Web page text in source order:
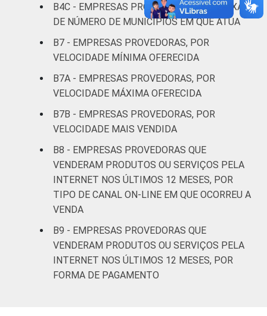
5.001 a
45.000
- - 0
45.000
acessos
- -
Fonte: CGI.br/NIC.br, Centro Regional de
Sociedade da Informação (Cetic.br),
Pesquisa sobre o setor de provimento de
serviços de Internet no Brasil - TIC
Provedores 2020.
B4C - EMPRESAS PROVEDORAS, POR FAIXA
DE NÚMERO DE MUNICÍPIOS EM QUE ATUA
B7 - EMPRESAS PROVEDORAS, POR
VELOCIDADE MÍNIMA OFERECIDA
B7A - EMPRESAS PROVEDORAS, POR
VELOCIDADE MÁXIMA OFERECIDA
B7B - EMPRESAS PROVEDORAS, POR
VELOCIDADE MAIS VENDIDA
B8 - EMPRESAS PROVEDORAS QUE
VENDERAM PRODUTOS OU SERVIÇOS PELA
INTERNET NOS ÚLTIMOS 12 MESES, POR
TIPO DE CANAL ON-LINE EM QUE OCORREU A
VENDA
B9 - EMPRESAS PROVEDORAS QUE
VENDERAM PRODUTOS OU SERVIÇOS PELA
INTERNET NOS ÚLTIMOS 12 MESES, POR
FORMA DE PAGAMENTO